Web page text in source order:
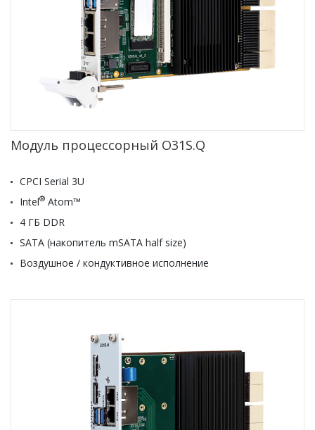
Модуль процессорный O31S.Q
CPCI Serial 3U
Intel® Atom™
4 ГБ DDR
SATA (накопитель mSATA half size)
Воздушное / кондуктивное исполнение